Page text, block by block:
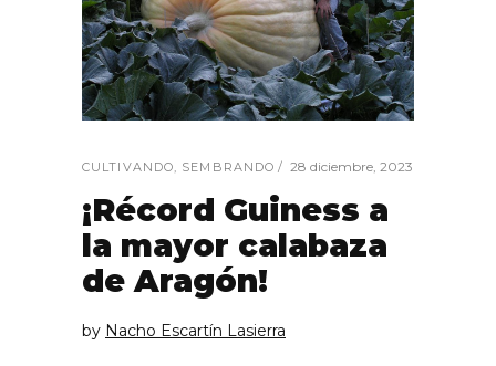
CULTIVANDO, SEMBRANDO 28 diciembre, 2023
¡Récord Guiness a
la mayor calabaza
de Aragón!
by Nacho Escartín Lasierra